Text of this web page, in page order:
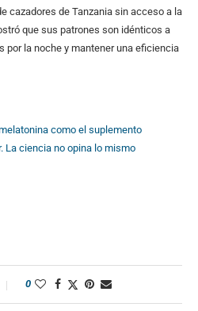
cazadores de Tanzania sin acceso a la
que sus patrones son idénticos a
por la noche y mantener una eficiencia
como el suplemento
La ciencia no opina lo mismo
0